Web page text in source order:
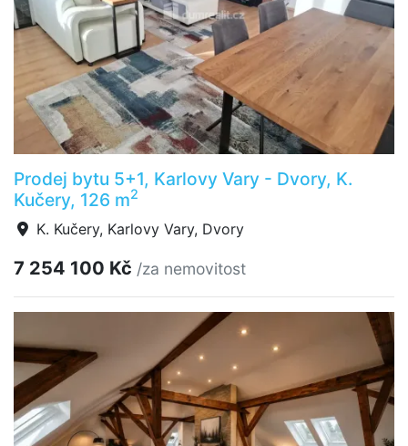
Prodej bytu 5+1, Karlovy Vary - Dvory, K.
Kučery, 126 m2
K. Kučery, Karlovy Vary, Dvory
7 254 100 Kč /za nemovitost